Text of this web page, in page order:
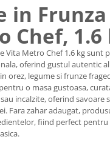
in
Chef, 1.6
Vita Metro Chef 1.6 kg sunt
oferind gustul autentic
orez, legume si frunze
o masa gustoasa,
incalzite, oferind savoare
Fara zahar adaugat,
fiind perfect pentru